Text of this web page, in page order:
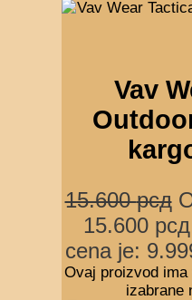
Vav
15.600рсд
15.600
cena je:
Ovaj proizvod
izabrane